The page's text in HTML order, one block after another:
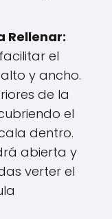
Rellenar:
el
y ancho.
de la
el
dentro.
abierta y
verter el